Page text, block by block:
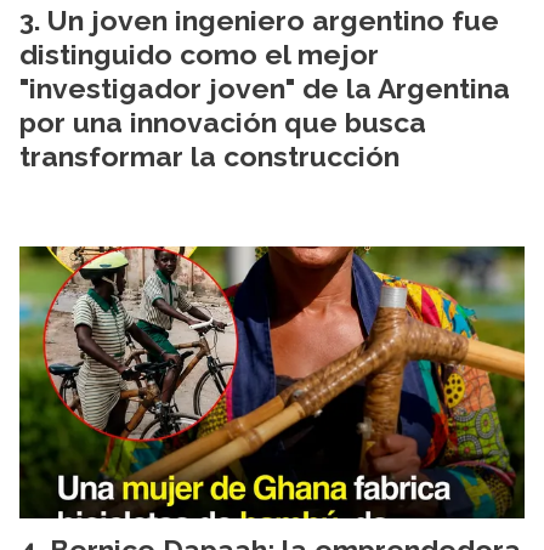
Un joven ingeniero argentino fue
distinguido como el mejor
"investigador joven" de la Argentina
por una innovación que busca
transformar la construcción